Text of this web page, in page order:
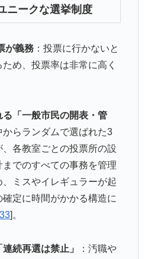
ニークな選挙制度
が義務：投票に行かないと
め、投票率は非常に高く
る「一般市民の開表・管
からランダムで選ばれた3
各教室ごとの投票所の設
でのすべての事務を管理
、ミスやイレギュラーが起
定に時間がかかる構造に
]。
続再選は禁止」 ：汚職や